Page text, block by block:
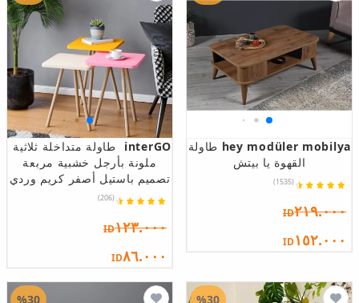
hey modüler mobilya طاولة
القهوة يا بيتش
(1535)
ID٢١٩.٠٠٠
ID١٥٢.٠٠٠
interGO
طاولة متداخلة ثلاثية
ملونة بأرجل خشبية مربعة
تصميم باستيل أصفر كريم وردي
(206)
ID١٢٣.٠٠٠
ID٨٦.٠٠٠
%30
%30